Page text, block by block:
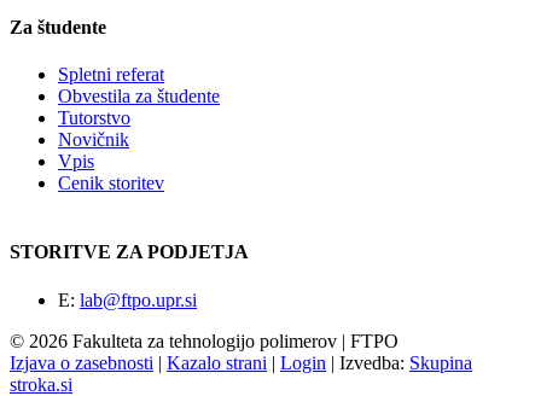
Za študente
Spletni referat
Obvestila za študente
Tutorstvo
Novičnik
Vpis
Cenik storitev
STORITVE ZA PODJETJA
E: lab@ftpo.upr.si
© 2026 Fakulteta za tehnologijo polimerov | FTPO
Izjava o zasebnosti | Kazalo strani | Login | Izvedba: Skupina
stroka.si